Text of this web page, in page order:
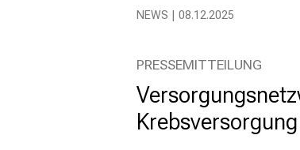
NEWS | 08.12.2025
PRESSEMITTEILUNG